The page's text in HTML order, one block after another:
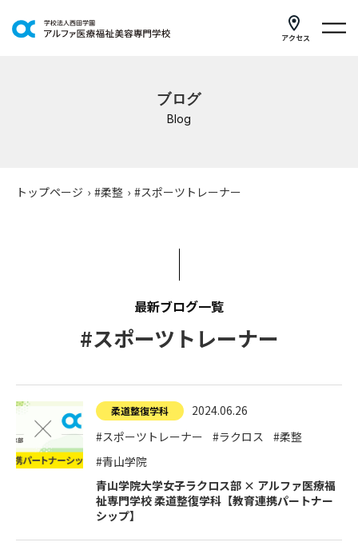
アクセス
公共職業訓練
よくあるご質問
在校生の皆さまへ
卒業生の皆さまへ
ブログ
Blog
トップページ › #柔整 › #スポーツトレーナー
最新ブログ一覧
#スポーツトレーナー
柔道整復学科
2024.06.26
#スポーツトレーナー
#ラクロス
#柔整
#青山学院
青山学院大学女子ラクロス部 × アルファ医療福
祉専門学校 柔道整復学科【教育連携パートナー
シップ】